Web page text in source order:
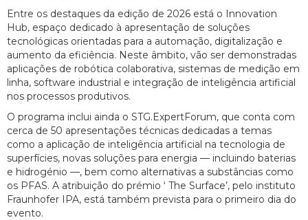
Entre os destaques da edição de 2026 está o Innovation
Hub, espaço dedicado à apresentação de soluções
tecnológicas orientadas para a automação, digitalização e
aumento da eficiência. Neste âmbito, vão ser demonstradas
aplicações de robótica colaborativa, sistemas de medição em
linha, software industrial e integração de inteligência artificial
nos processos produtivos.
O programa inclui ainda o STG.ExpertForum, que conta com
cerca de 50 apresentações técnicas dedicadas a temas
como a aplicação de inteligência artificial na tecnologia de
superfícies, novas soluções para energia — incluindo baterias
e hidrogénio —, bem como alternativas a substâncias como
os PFAS. A atribuição do prémio ‘ The Surface’, pelo instituto
Fraunhofer IPA, está também prevista para o primeiro dia do
evento.